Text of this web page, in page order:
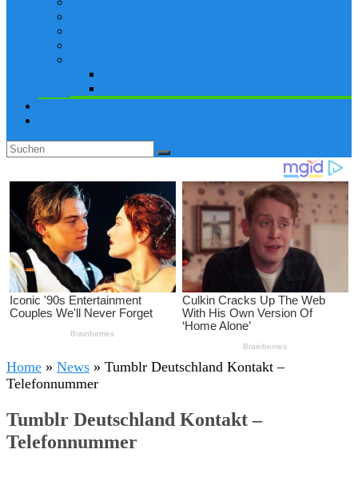
Home » News » Tumblr Deutschland Kontakt –
Telefonnummer
Tumblr Deutschland Kontakt –
Telefonnummer